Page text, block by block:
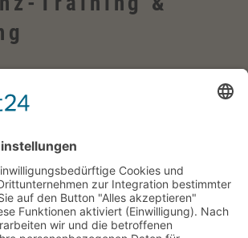
Neu-Anspach, Schmitten, Bad Homburg,
im Taunus, Frankfurt, Rhein-Main-Gebiet,
Training